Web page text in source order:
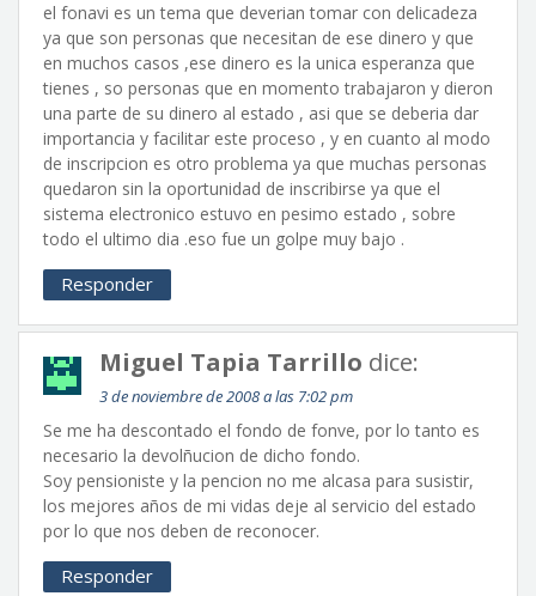
el fonavi es un tema que deverian tomar con delicadeza
ya que son personas que necesitan de ese dinero y que
en muchos casos ,ese dinero es la unica esperanza que
tienes , so personas que en momento trabajaron y dieron
una parte de su dinero al estado , asi que se deberia dar
importancia y facilitar este proceso , y en cuanto al modo
de inscripcion es otro problema ya que muchas personas
quedaron sin la oportunidad de inscribirse ya que el
sistema electronico estuvo en pesimo estado , sobre
todo el ultimo dia .eso fue un golpe muy bajo .
Responder
Miguel Tapia Tarrillo dice:
3 de noviembre de 2008 a las 7:02 pm
Se me ha descontado el fondo de fonve, por lo tanto es
necesario la devolñucion de dicho fondo.
Soy pensioniste y la pencion no me alcasa para susistir,
los mejores años de mi vidas deje al servicio del estado
por lo que nos deben de reconocer.
Responder